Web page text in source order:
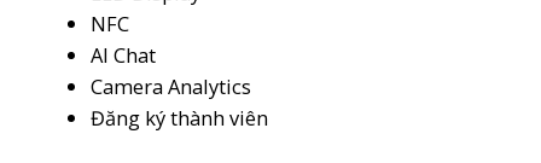
NFC
AI Chat
Camera Analytics
Đăng ký thành viên